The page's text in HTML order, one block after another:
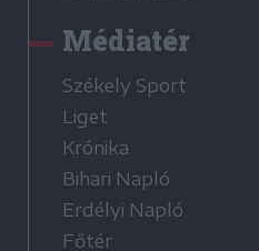
Médiatér
Székely Sport
Liget
Krónika
Bihari Napló
Erdélyi Napló
Főtér